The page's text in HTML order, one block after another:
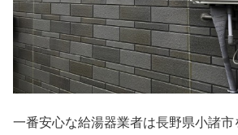
一番安心な給湯器業者は長野県小諸